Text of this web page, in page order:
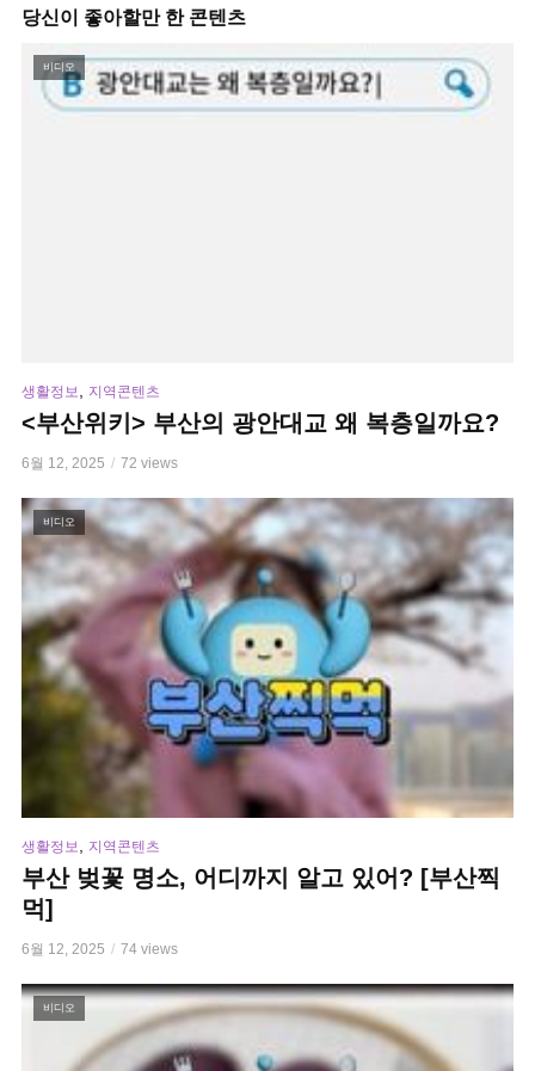
당신이 좋아할만 한 콘텐츠
비디오
생활정보 지역콘텐츠
<부산위키> 부산의 광안대교 왜 복층일까요?
6월 12, 2025 72 views
비디오
생활정보 지역콘텐츠
부산 벚꽃 명소, 어디까지 알고 있어? [부산찍
먹]
6월 12, 2025 74 views
비디오